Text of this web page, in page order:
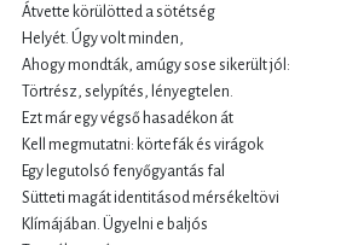
Átvette körülötted a sötétség
Helyét. Úgy volt minden,
Ahogy mondták, amúgy sose sikerült jól:
Törtrész, selypítés, lényegtelen.
Ezt már egy végső hasadékon át
Kell megmutatni: körtefák és virágok
Egy legutolsó fenyőgyantás fal
Sütteti magát identitásod mérsékeltövi
Klímájában. Ügyelni e baljós